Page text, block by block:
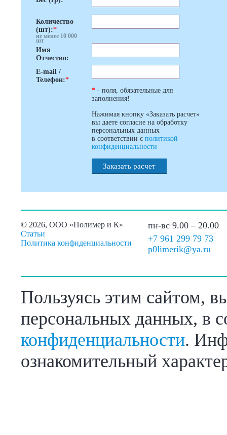
Количество
(шт):*
не менее 10 000
шт
Имя
Отчество:
E-mail /
Телефон:*
* - поля, обязательные для
заполнения!
Нажимая кнопку «Заказать расчет»
вы даете согласие на обработку
персональных данных
в соответствии сполитикой
конфиденциальности
Заказать расчет
©2026, ООО «Полимер и К»
Статьи
Политика конфиденциальности
пн-вс 9.00 – 20.00
+7 961 299 79 73
p0limerik@ya.ru
Пользуясь этим сайтом,
персональных данных, в
конфиденциальности.
ознакомительный